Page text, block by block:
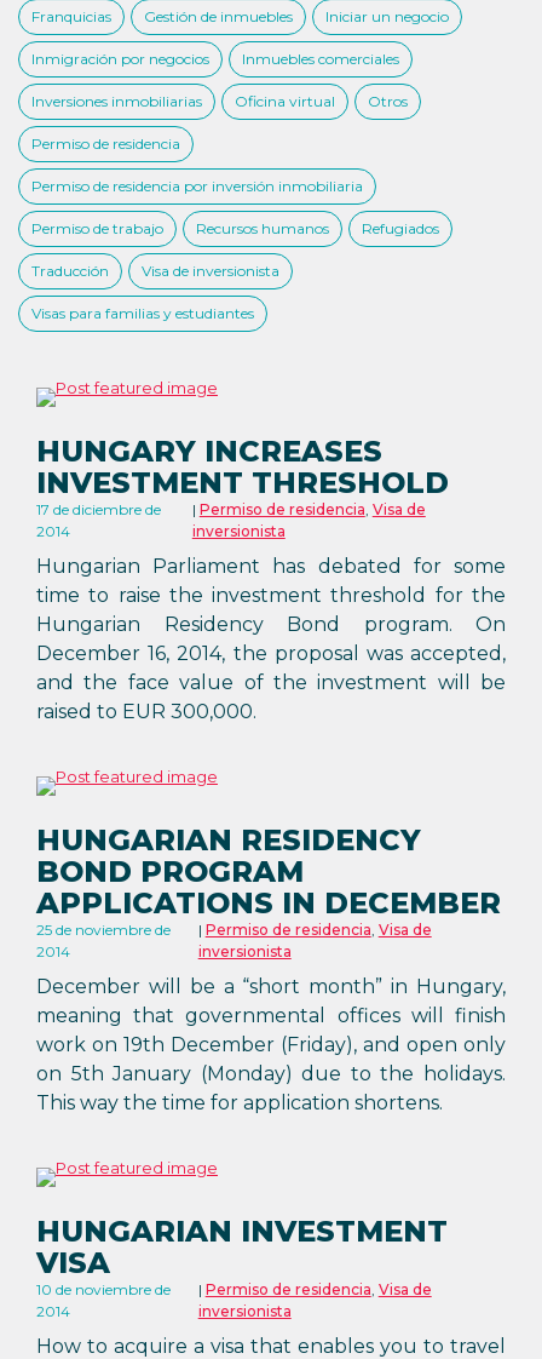
Franquicias Gestión de inmuebles Iniciar un negocio
Inmigración por negocios Inmuebles comerciales
Inversiones inmobiliarias Oficina virtual Otros
Permiso de residencia
Permiso de residencia por inversión inmobiliaria
Permiso de trabajo Recursos humanos Refugiados
Traducción Visa de inversionista
Visas para familias y estudiantes
HUNGARY INCREASES
INVESTMENT THRESHOLD
17 de diciembre de
2014
Permiso de residencia, Visa de
inversionista
Hungarian Parliament has debated for some
time to raise the investment threshold for the
Hungarian Residency Bond program. On
December 16, 2014, the proposal was accepted,
and the face value of the investment will be
raised to EUR 300,000.
HUNGARIAN RESIDENCY
BOND PROGRAM
APPLICATIONS IN DECEMBER
25 de noviembre de
2014
Permiso de residencia, Visa de
inversionista
December will be a “short month” in Hungary,
meaning that governmental offices will finish
work on 19th December (Friday), and open only
on 5th January (Monday) due to the holidays.
This way the time for application shortens.
HUNGARIAN INVESTMENT
VISA
10 de noviembre de
2014
Permiso de residencia, Visa de
inversionista
How to acquire a visa that enables you to travel